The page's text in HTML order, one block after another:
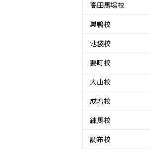
高田馬場校
巣鴨校
池袋校
要町校
大山校
成増校
練馬校
調布校